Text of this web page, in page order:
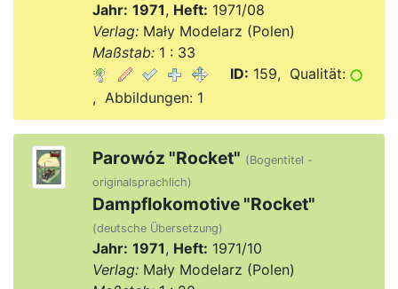
Jahr: 1971, Heft: 1971/08
Verlag:Mały Modelarz (Polen)
Maßstab:1 : 33
ID: 159, Qualität:
, Abbildungen: 1
Parowóz "Rocket" (Bogentitel -
originalsprachlich)
Dampflokomotive "Rocket"
(deutsche Übersetzung)
Jahr: 1971, Heft: 1971/10
Verlag:Mały Modelarz (Polen)